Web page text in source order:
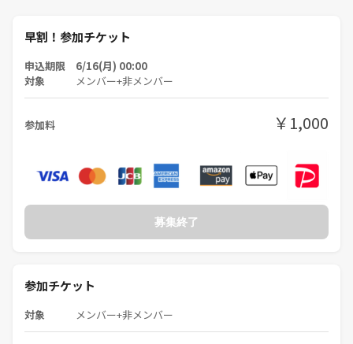
参加された方全員でのLINEグループを作成します！
今回使用した自己紹介シートの写真を撮って送ると誰だか分かりやすい
のでオススメです！
❌❌❌注意事項❌❌❌
当日急な予定が入ってしまうことや体調不良など様々あるかと思いま
す！
了承ください。
その2 強引なナンパはダメ！
早割！参加チケット
申込期限 6/16(月) 00:00
対象 メンバー+非メンバー
参加料 ￥1,000
募集終了
参加チケット
対象 メンバー+非メンバー